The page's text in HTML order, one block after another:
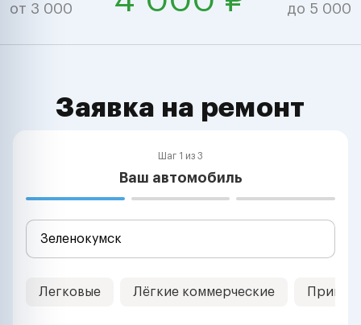
от 3 000 до 5 000
Заявка на ремонт
Шаг 1 из 3
Ваш автомобиль
Легковые Лёгкие коммерческие